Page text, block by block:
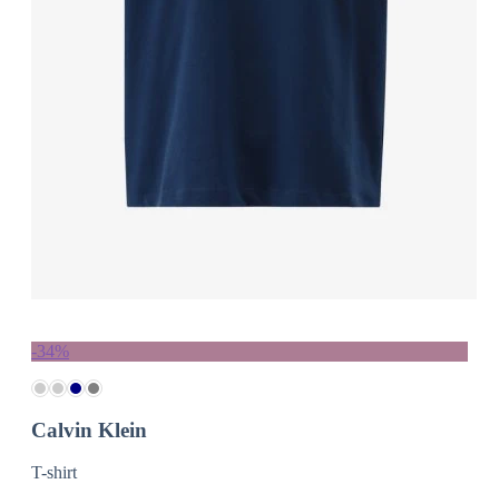
-34%
Calvin Klein
T-shirt